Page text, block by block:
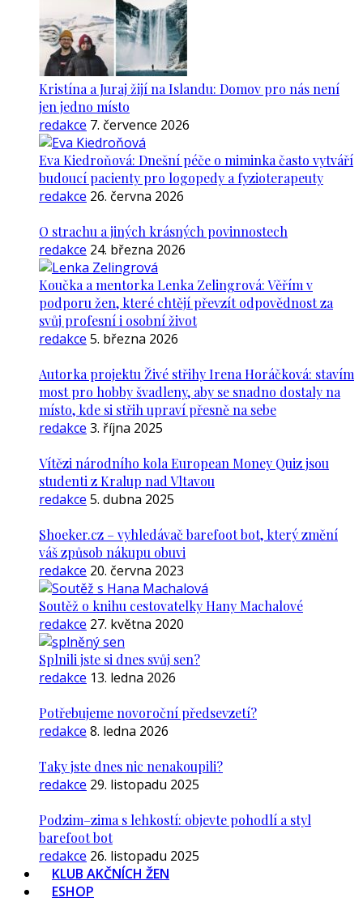
Kristína a Juraj žijí na Islandu: Domov pro nás není
jen jedno místo
redakce 7. července 2026
Eva Kiedroňová: Dnešní péče o miminka často vytváří
budoucí pacienty pro logopedy a fyzioterapeuty
redakce 26. června 2026
O strachu a jiných krásných povinnostech
redakce 24. března 2026
Koučka a mentorka Lenka Zelingrová: Věřím v
podporu žen, které chtějí převzít odpovědnost za
svůj profesní i osobní život
redakce 5. března 2026
Autorka projektu Živé střihy Irena Horáčková: stavím
most pro hobby švadleny, aby se snadno dostaly na
místo, kde si střih upraví přesně na sebe
redakce 3. října 2025
Vítězi národního kola European Money Quiz jsou
studenti z Kralup nad Vltavou
redakce 5. dubna 2025
Shoeker.cz – vyhledávač barefoot bot, který změní
váš způsob nákupu obuvi
redakce 20. června 2023
Soutěž o knihu cestovatelky Hany Machalové
redakce 27. května 2020
Splnili jste si dnes svůj sen?
redakce 13. ledna 2026
Potřebujeme novoroční předsevzetí?
redakce 8. ledna 2026
Taky jste dnes nic nenakoupili?
redakce 29. listopadu 2025
Podzim–zima s lehkostí: objevte pohodlí a styl
barefoot bot
redakce 26. listopadu 2025
KLUB AKČNÍCH ŽEN
ESHOP